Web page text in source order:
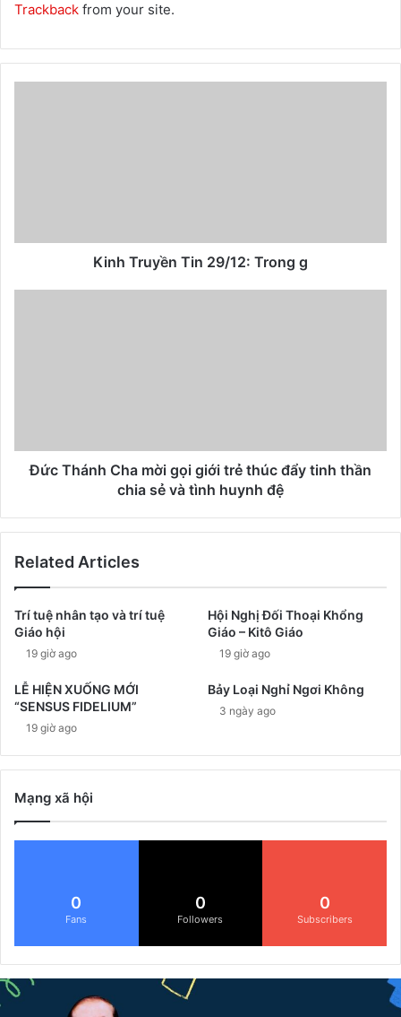
Trackback from your site.
Kinh Truyền Tin 29/12: Trong g
Đức Thánh Cha mời gọi giới trẻ thúc đẩy tinh thần
chia sẻ và tình huynh đệ
Related Articles
Trí tuệ nhân tạo và trí tuệ
Giáo hội
19 giờ ago
Hội Nghị Đối Thoại Khổng
Giáo – Kitô Giáo
19 giờ ago
LỄ HIỆN XUỐNG MỚI
“SENSUS FIDELIUM”
19 giờ ago
Bảy Loại Nghỉ Ngơi Không
3 ngày ago
Mạng xã hội
0
Fans
0
Followers
0
Subscribers
Đ
ể